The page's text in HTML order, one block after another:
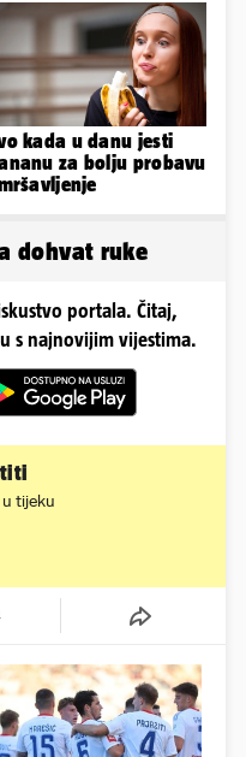
kada u danu jesti
za bolju probavu
dohvat ruke
portala. Čitaj,
s najnovijim vijestima.
tijeku